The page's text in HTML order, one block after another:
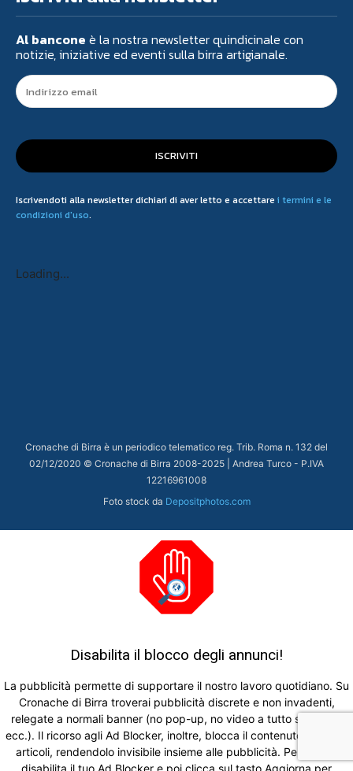
Al bancone è la nostra newsletter quindicinale con
notizie, iniziative ed eventi sulla birra artigianale.
ISCRIVITI
Iscrivendoti alla newsletter dichiari di aver letto e accettare i termini e le
condizioni d'uso.
Loading...
Cronache di Birra è un periodico telematico reg. Trib. Roma n. 132 del
02/12/2020 © Cronache di Birra 2008-2025 | Andrea Turco - P.IVA
12216961008
Foto stock da Depositphotos.com
Disabilita il blocco degli annunci!
La pubblicità permette di supportare il nostro lavoro quotidiano. Su
Cronache di Birra troverai pubblicità discrete e non invadenti,
relegate a normali banner (no pop-up, no video a tutto schermo,
ecc.). Il ricorso agli Ad Blocker, inoltre, blocca il contenuto di alcuni
articoli, rendendolo invisibile insieme alle pubblicità. Per favore